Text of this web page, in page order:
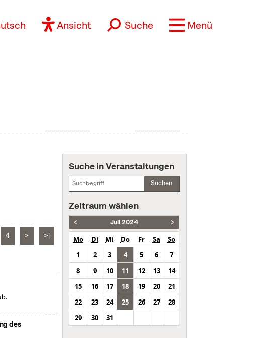
Ansicht Suche Menü
4 > >|
des
Suche in Veranstaltungen
Suchen
Zeitraum wählen
Juli 2024
Mo Di Mi Do Fr Sa
So
1
2 3 4 5 6
7
8
9 10 11 12 13
14
15
16 17 18 19 20
21
22
23 24 25 26 27
28
29
30 31